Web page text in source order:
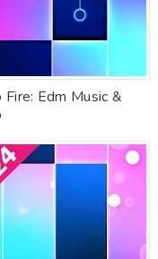
Fire: Edm Music &